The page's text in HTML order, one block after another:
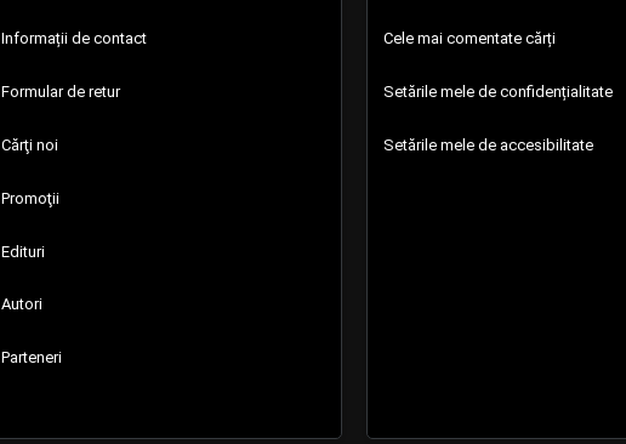
Informații de contact
Formular de retur
Cărţi noi
Promoţii
Edituri
Autori
Parteneri
Cele mai comentate cărți
Setările mele de confidențialitate
Setările mele de accesibilitate